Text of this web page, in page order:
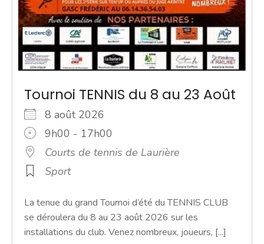
Tournoi TENNIS du 8 au 23 Août
8 août 2026
9h00 - 17h00
Courts de tennis de Laurière
Sport
La tenue du grand Tournoi d’été du TENNIS CLUB
se déroulera du 8 au 23 août 2026 sur les
installations du club. Venez nombreux, joueurs, [...]